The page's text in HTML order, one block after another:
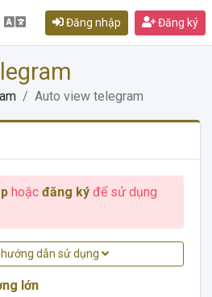
Đăng nhập Đăng ký
Auto view telegram
hoặc đăng kýđể sử dụng
dẫn sử dụng
lớn